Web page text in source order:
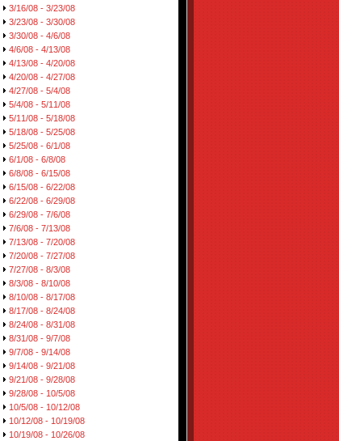
3/16/08 - 3/23/08
3/23/08 - 3/30/08
3/30/08 - 4/6/08
4/6/08 - 4/13/08
4/13/08 - 4/20/08
4/20/08 - 4/27/08
4/27/08 - 5/4/08
5/4/08 - 5/11/08
5/11/08 - 5/18/08
5/18/08 - 5/25/08
5/25/08 - 6/1/08
6/1/08 - 6/8/08
6/8/08 - 6/15/08
6/15/08 - 6/22/08
6/22/08 - 6/29/08
6/29/08 - 7/6/08
7/6/08 - 7/13/08
7/13/08 - 7/20/08
7/20/08 - 7/27/08
7/27/08 - 8/3/08
8/3/08 - 8/10/08
8/10/08 - 8/17/08
8/17/08 - 8/24/08
8/24/08 - 8/31/08
8/31/08 - 9/7/08
9/7/08 - 9/14/08
9/14/08 - 9/21/08
9/21/08 - 9/28/08
9/28/08 - 10/5/08
10/5/08 - 10/12/08
10/12/08 - 10/19/08
10/19/08 - 10/26/08